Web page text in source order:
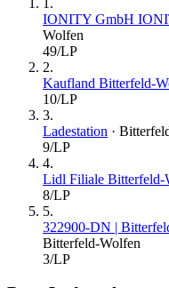
IONITY GmbH
Wolfen
49/LP
2.
Kaufland Bitterfeld-
10/LP
3.
Ladestation ·
9/LP
4.
Lidl Filiale Bitterfeld-
8/LP
5.
322900-DN |
Bitterfeld-Wolfen
3/LP